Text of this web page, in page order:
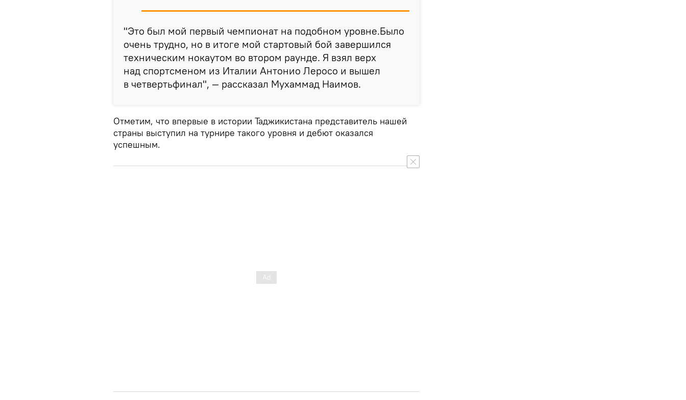
"Это был мой первый чемпионат на подобном уровне.Было
очень трудно, но в итоге мой стартовый бой завершился
техническим нокаутом во втором раунде. Я взял верх
над спортсменом из Италии Антонио Леросо и вышел
в четвертьфинал", — рассказал Мухаммад Наимов.
Отметим, что впервые в истории Таджикистана представитель нашей
страны выступил на турнире такого уровня и дебют оказался
успешным.